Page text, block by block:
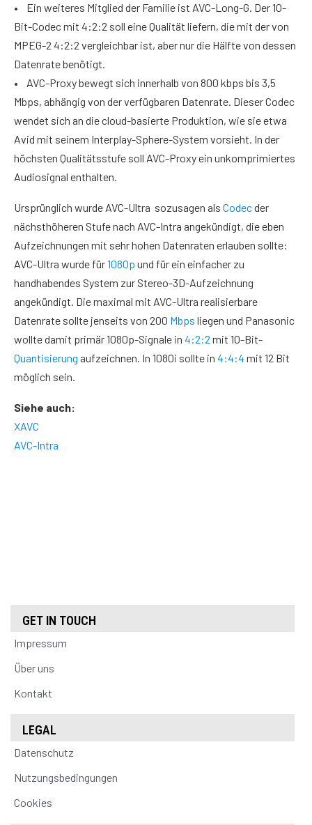
• Ein weiteres Mitglied der Familie ist AVC-Long-G. Der 10-
Bit-Codec mit 4:2:2 soll eine Qualität liefern, die mit der von
MPEG-2 4:2:2 vergleichbar ist, aber nur die Hälfte von dessen
Datenrate benötigt.
• AVC-Proxy bewegt sich innerhalb von 800 kbps bis 3,5
Mbps, abhängig von der verfügbaren Datenrate. Dieser Codec
wendet sich an die cloud-basierte Produktion, wie sie etwa
Avid mit seinem ­Interplay-Sphere-System vorsieht. In der
höchsten Qualitätsstufe soll AVC-Proxy ein unkomprimiertes
Audiosignal enthalten.
Ursprünglich wurde AVC-Ultra sozusagen als Codecder
nächsthöheren Stufe nach AVC-Intra angekündigt, die eben
Aufzeichnungen mit sehr hohen Datenraten erlauben sollte:
AVC-Ultra wurde für1080p und für ein einfacher zu
handhabendes System zur Stereo-3D-Aufzeichnung
angekündigt. Die maximal mit AVC-Ultra realisierbare
Datenrate sollte jenseits von 200 Mbps liegen und Panasonic
wollte damit primär 1080p-Signale in 4:2:2 mit 10-Bit-
Quantisierung aufzeichnen. In 1080i sollte in 4:4:4 mit 12 Bit
möglich sein.
Siehe auch:
XAVC
AVC-Intra
GET IN TOUCH
Impressum
Über uns
Kontakt
LEGAL
Datenschutz
Nutzungsbedingungen
Cookies